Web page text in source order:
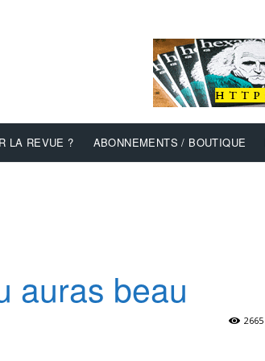
LA REVUE ? ABONNEMENTS / BOUTIQUE
auras beau
2665